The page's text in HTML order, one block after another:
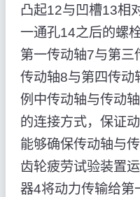
凸起12与凹槽13相
一通孔14之后的螺
第一传动轴7与第三
传动轴8与第四传动
例中传动轴与传动
的连接方式，保证
能够确保传动轴与
齿轮疲劳试验装置
器4将动力传输给第